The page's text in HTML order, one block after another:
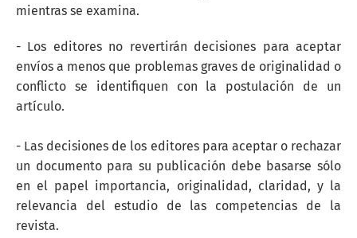
mientras se examina.
- Los editores no revertirán decisiones para aceptar
envíos a menos que problemas graves de originalidad o
conflicto se identifiquen con la postulación de un
artículo.
- Las decisiones de los editores para aceptar o rechazar
un documento para su publicación debe basarse sólo
en el papel importancia, originalidad, claridad, y la
relevancia del estudio de las competencias de la
revista.